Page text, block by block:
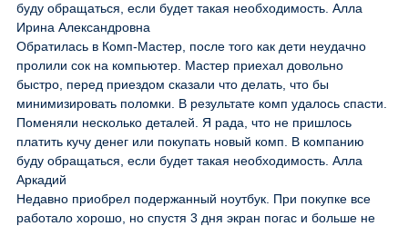
буду обращаться, если будет такая необходимость. Алла
Ирина Александровна
Обратилась в Комп-Мастер, после того как дети неудачно
пролили сок на компьютер. Мастер приехал довольно
быстро, перед приездом сказали что делать, что бы
минимизировать поломки. В результате комп удалось спасти.
Поменяли несколько деталей. Я рада, что не пришлось
платить кучу денег или покупать новый комп. В компанию
буду обращаться, если будет такая необходимость. Алла
Аркадий
Недавно приобрел подержанный ноутбук. При покупке все
работало хорошо, но спустя 3 дня экран погас и больше не